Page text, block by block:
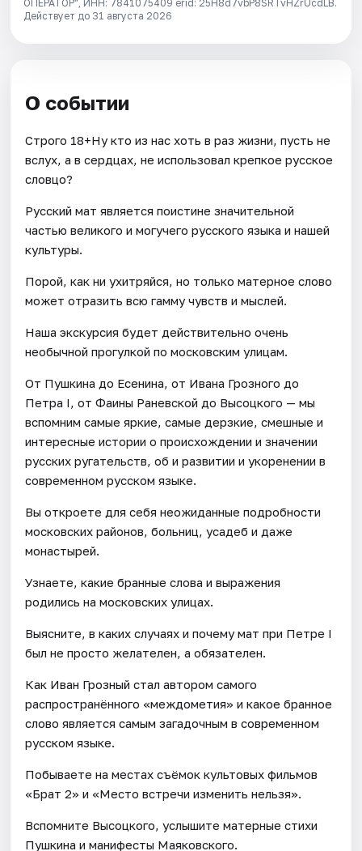
ОПЕРАТОР", ИНН: 7841075409 erid: 25H8d7vbP8SRTvHZrUcdLB.
Действует до 31 августа 2026
О событии
Строго 18+Ну кто из нас хоть в раз жизни, пусть не
вслух, а в сердцах, не использовал крепкое русское
словцо?
Русский мат является поистине значительной
частью великого и могучего русского языка и нашей
культуры.
Порой, как ни ухитряйся, но только матерное слово
может отразить всю гамму чувств и мыслей.
Наша экскурсия будет действительно очень
необычной прогулкой по московским улицам.
От Пушкина до Есенина, от Ивана Грозного до
Петра I, от Фаины Раневской до Высоцкого — мы
вспомним самые яркие, самые дерзкие, смешные и
интересные истории о происхождении и значении
русских ругательств, об и развитии и укоренении в
современном русском языке.
Вы откроете для себя неожиданные подробности
московских районов, больниц, усадеб и даже
монастырей.
Узнаете, какие бранные слова и выражения
родились на московских улицах.
Выясните, в каких случаях и почему мат при Петре I
был не просто желателен, а обязателен.
Как Иван Грозный стал автором самого
распространённого «междометия» и какое бранное
слово является самым загадочным в современном
русском языке.
Побываете на местах съёмок культовых фильмов
«Брат 2» и «Место встречи изменить нельзя».
Вспомните Высоцкого, услышите матерные стихи
Пушкина и манифесты Маяковского.